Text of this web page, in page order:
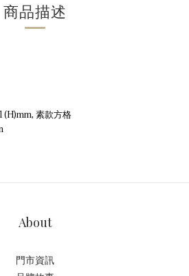
商品描述
素款方格
About
門市資訊